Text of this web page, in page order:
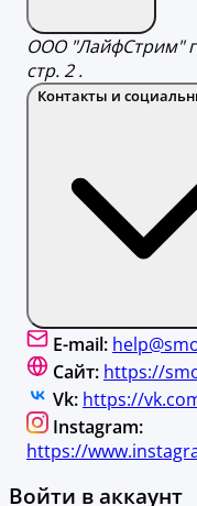
ООО "ЛайфСтрим"
стр. 2 .
Контакты и
E-mail:
Сайт: https://
Vk: https://
Instagram:
https://
Войти в аккаунт